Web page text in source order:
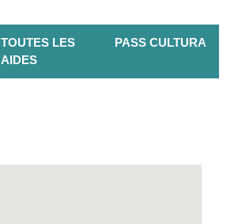
TOUTES LES
AIDES
PASS CULTURA